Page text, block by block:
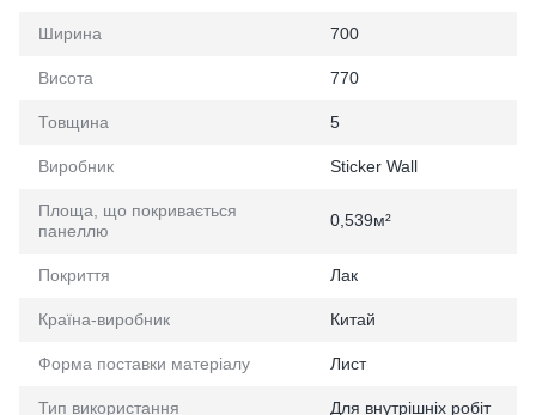
Ширина 700
Висота 770
Товщина 5
Виробник Sticker Wall
Площа, що покривається
панеллю
0,539м²
Покриття Лак
Країна-виробник Китай
Форма поставки матеріалу Лист
Тип використання Для внутрішніх робіт